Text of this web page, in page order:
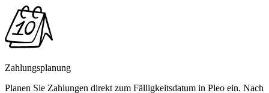
Zahlungsplanung
Planen Sie Zahlungen direkt zum Fälligkeitsdatum in Pleo ein. Nach